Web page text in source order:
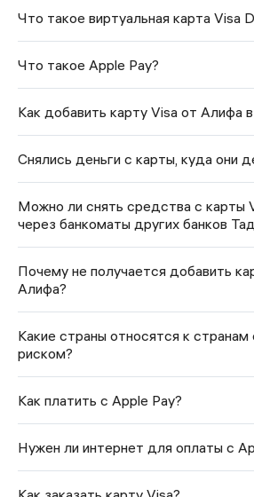
Что такое виртуальная карта Visa
Что такое Apple Pay?
Как добавить карту Visa от Алифа
Снялись деньги с карты, куда они
Можно ли снять средства с карты
через банкоматы других банков
Почему не получается добавить
Алифа?
Какие страны относятся к
риском?
Как платить с Apple Pay?
Нужен ли интернет для оплаты с